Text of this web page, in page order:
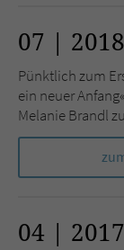
07 |
Pünktlich zum
ein neuer
Melanie Brandl
04 |